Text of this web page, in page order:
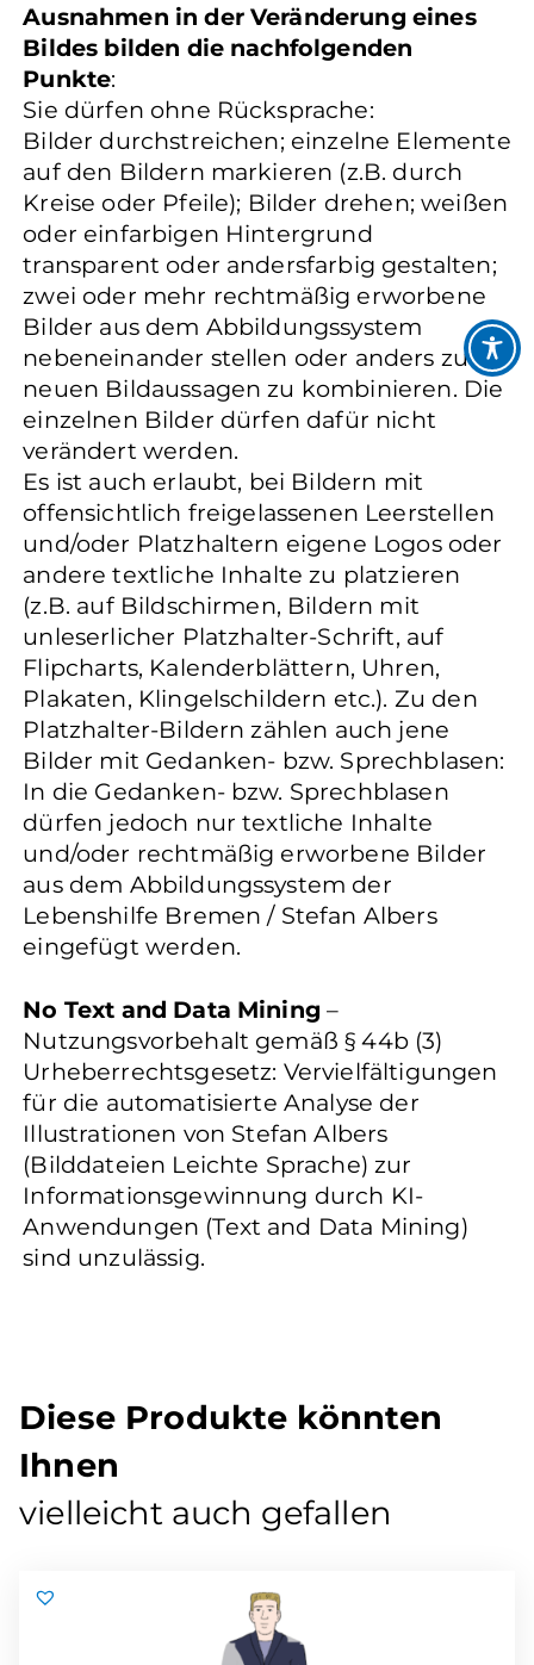
Ausnahmen in der Veränderung eines
Bildes bilden die nachfolgenden
Punkte:
Sie dürfen ohne Rücksprache:
Bilder durchstreichen; einzelne Elemente
auf den Bildern markieren (z.B. durch
Kreise oder Pfeile); Bilder drehen; weißen
oder einfarbigen Hintergrund
transparent oder andersfarbig gestalten;
zwei oder mehr rechtmäßig erworbene
Bilder aus dem Abbildungssystem
nebeneinander stellen oder anders zu
neuen Bildaussagen zu kombinieren. Die
einzelnen Bilder dürfen dafür nicht
verändert werden.
Es ist auch erlaubt, bei Bildern mit
offensichtlich freigelassenen Leerstellen
und/oder Platzhaltern eigene Logos oder
andere textliche Inhalte zu platzieren
(z.B. auf Bildschirmen, Bildern mit
unleserlicher Platzhalter-Schrift, auf
Flipcharts, Kalenderblättern, Uhren,
Plakaten, Klingelschildern etc.). Zu den
Platzhalter-Bildern zählen auch jene
Bilder mit Gedanken- bzw. Sprechblasen:
In die Gedanken- bzw. Sprechblasen
dürfen jedoch nur textliche Inhalte
und/oder rechtmäßig erworbene Bilder
aus dem Abbildungssystem der
Lebenshilfe Bremen / Stefan Albers
eingefügt werden.
No Text and Data Mining –
Nutzungsvorbehalt gemäß § 44b (3)
Urheberrechtsgesetz: Vervielfältigungen
für die automatisierte Analyse der
Illustrationen von Stefan Albers
(Bilddateien Leichte Sprache) zur
Informationsgewinnung durch KI-
Anwendungen (Text and Data Mining)
sind unzulässig.
Diese Produkte könnten
Ihnen
vielleicht auch gefallen